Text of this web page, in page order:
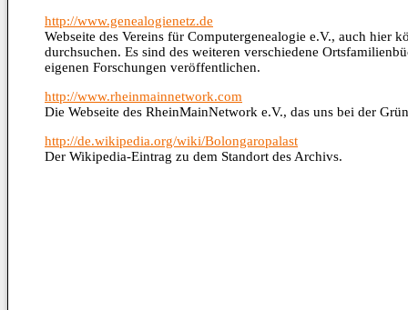
http://www.genealogienetz.de
Webseite des Vereins für Computergenealogie e.V., auch hier
durchsuchen. Es sind des weiteren verschiedene
eigenen Forschungen veröffentlichen.
http://www.rheinmainnetwork.com
Die Webseite des RheinMainNetwork e.V., das uns bei der
http://de.wikipedia.org/wiki/Bolongaropalast
Der Wikipedia-Eintrag zu dem Standort des Archivs.